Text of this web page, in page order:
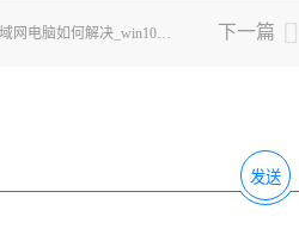
下一篇
win10找不到局域网电脑如何解决_win10找不到局域网其他电脑的解决教程
发送